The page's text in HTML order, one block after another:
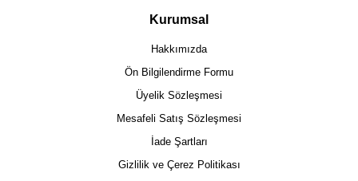
Kurumsal
Hakkımızda
Ön Bilgilendirme Formu
Üyelik Sözleşmesi
Mesafeli Satış Sözleşmesi
İade Şartları
Gizlilik ve Çerez Politikası